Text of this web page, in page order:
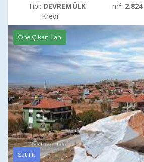
Tipi: DEVREMÜLK m²: 2.824
Kredi:
Öne Çıkan İlan
Satılık